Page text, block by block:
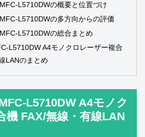
の概要と位置づけ
の多方向からの評価
の総合まとめ
L5710DW A4モノクロレーザー複合
LANのまとめ
L5710DW A4モノク
機 FAX/無線・有線LAN